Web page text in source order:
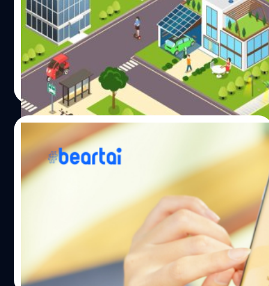
วันที่ 17 กุมภาพันธ์ 2565 กสิกรไทยเปิดตัวโครงการ GO
GREEN Together ชวนคนไทยรักษ์โลกไปด้วยกัน เป็นธนาคาร
แรกที่เชื่อมโยงและผลักดันให้เกิด Green Ecosystem อย่าง
ครบวงจร ประเดิมด้วยแคมเปญสินเชื่อ GREEN ZERO หนุน
คนไทยให้เข้าสู่การใช้ชีวิตแบบ Green Lifestyle ได้ง่ายขึ้น จัด
ให้ครบสินเชื่อพร้อมโปรโมชันพิเศษ ทั้งสินเชื่อรถยนต์พลังงาน
ไฟฟ้า ขับฟรี ผ่อน 0 บาท 90 วัน นอกจากนี้ มอบโปรโมชันฟรี
ดอกเบี้ย 0% นาน 3 เดือน สำหรับสินเชื่อบ้านเพื่อติดตั้งแผงโซ
ลาร์ และสินเชื่อธุรกิจเพื่อติดตั้งแผงโซลาร์และสินเชื่อ
ประหยัดพลังงาน นายกฤษณ์ จิตต์แจ้ง กรรมการผู้จัดการ
ธนาคารกสิกรไทย เปิดเผยว่า ภาวะโลกร้อนไม่ใช่เรื่องที่เพิ่ง
เกิดขึ้น แต่สถานการณ์ตอนนี้ใกล้ถึงจุดวิกฤต จากการใช้ชีวิต
ของมนุษย์ที่มีส่วนทำให้สถานการณ์รุนแรงขึ้นเรื่อย ๆ เกิดการ
เปลี่ยนแปลงสภาพภูมิอากาศ ส่งผลให้เกิดภัยพิบัติและผลกระ
ทบต่าง ๆ ถึงเวลาที่พวกเราต้องร่วมมือกันอย่างจริงจังและ
ลงมือทำทันทีเพื่อลดการปล่อยก๊าซเรือนกระจก และช่วยให้
โลกของเราอยู่รอด ภาวะโลกร้อนเป็นวิกฤตที่ตื่นตัวกันทั่วโลก
หลายประเทศออกมาตรการเพื่อควบคุมเรื่องนี้ เช่น EU
ประกาศหยุดจำหน่ายรถเครื่องยนต์สันดาป…
วาณิชชา สายเสมา| 1633 days ago
Read More
25/11/2020
Dolfin Money | KBank สินเชื่อดิจิทัล ไม่ง้อ
เอกสาร
บริษัท เซ็นทรัล เจดี ฟินเทค จำกัด ผู้นำด้านเทคโนโลยีทางการ
เงินและดิจิ-ไลฟ์สไตล์ของกลุ่มเซ็นทรัล บริษัทค้าปลีกที่ใหญ่
ที่สุดของประเทศไทย และ เจดี ดิจิตส์ (JD Digits) ผู้นำ
นวัตกรรมระดับโลก จับมือกับ ธนาคารกสิกรไทย ผู้นำด้าน
ดิจิทัล แบงก์กิ้ง ในประเทศไทย เปิดตัว “ดอลฟิน มันนี่ จาก
ธนาคารกสิกรไทย” (Dolfin Money | KBank) สินเชื่อส่วน
วาณิชชา สายเสมา| 2081 days ago
Read More